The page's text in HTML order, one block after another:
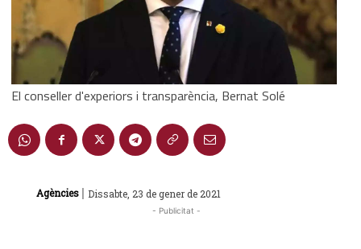
El conseller d'experiors i transparència, Bernat Solé
Agències | Dissabte, 23 de gener de 2021
- Publicitat -